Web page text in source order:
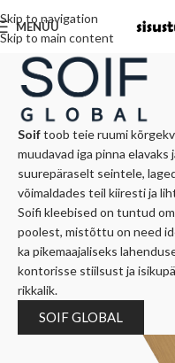
Skip to navigation
Skip to main content
MENÜÜ
Soiftoob teie ruumi
muudavad iga pinna elavaks
suurepäraselt seintele,
võimaldades teil kiiresti ja
Soifi kleebised on tuntud
poolest, mistõttu on need
ka pikemaajaliseks
kontorisse stiilsust ja
rikkalik.
SOIF GLOBAL